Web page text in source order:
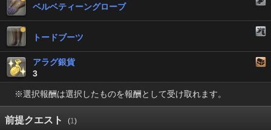
ベルベティーングローブ
トードブーツ
アラグ銀貨
3
※選択報酬は選択したものを報酬として受け取れます。
前提クエスト (1)